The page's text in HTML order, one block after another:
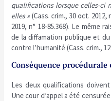
qualifications lorsque celles-ci
elles »(Cass. crim., 30 oct. 2012,
2019, n° 18-85.368). Le même
de la diffamation publique et
contre l’humanité (Cass. crim.,
Conséquence procédurale
Les deux qualifications
Une cour d’appel a été